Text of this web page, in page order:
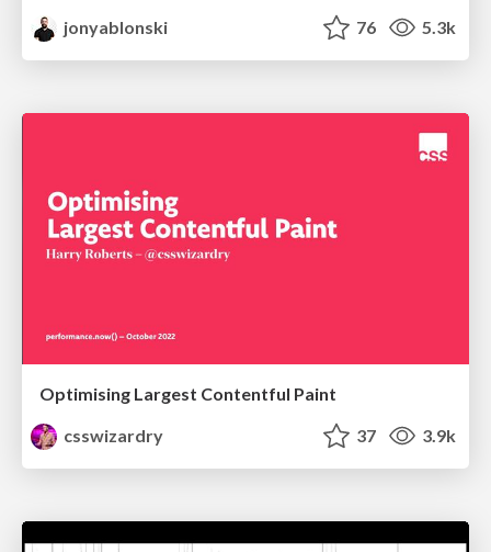
jonyablonski 76 5.3k
Optimising Largest Contentful Paint
csswizardry
37 3.9k